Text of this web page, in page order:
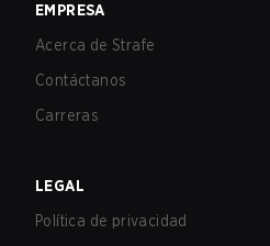
EMPRESA
Acerca de Strafe
Contáctanos
Carreras
LEGAL
Política de privacidad